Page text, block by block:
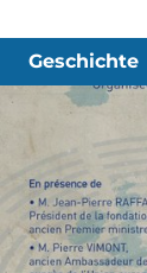
Geschichte